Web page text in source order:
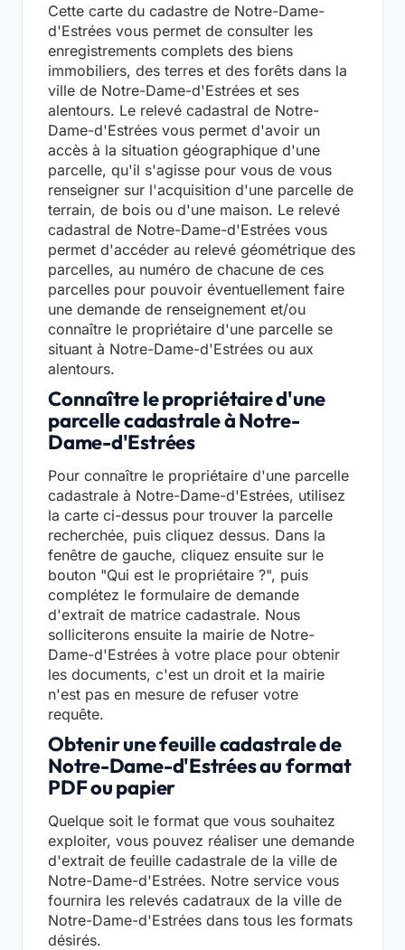
Cette carte du cadastre de Notre-Dame-
d'Estrées vous permet de consulter les
enregistrements complets des biens
immobiliers, des terres et des forêts dans la
ville de Notre-Dame-d'Estrées et ses
alentours. Le relevé cadastral de Notre-
Dame-d'Estrées vous permet d'avoir un
accès à la situation géographique d'une
parcelle, qu'il s'agisse pour vous de vous
renseigner sur l'acquisition d'une parcelle de
terrain, de bois ou d'une maison. Le relevé
cadastral de Notre-Dame-d'Estrées vous
permet d'accéder au relevé géométrique des
parcelles, au numéro de chacune de ces
parcelles pour pouvoir éventuellement faire
une demande de renseignement et/ou
connaître le propriétaire d'une parcelle se
situant à Notre-Dame-d'Estrées ou aux
alentours.
Connaître le propriétaire d'une
parcelle cadastrale à Notre-
Dame-d'Estrées
Pour connaître le propriétaire d'une parcelle
cadastrale à Notre-Dame-d'Estrées, utilisez
la carte ci-dessus pour trouver la parcelle
recherchée, puis cliquez dessus. Dans la
fenêtre de gauche, cliquez ensuite sur le
bouton "Qui est le propriétaire ?", puis
complétez le formulaire de demande
d'extrait de matrice cadastrale. Nous
solliciterons ensuite la mairie de Notre-
Dame-d'Estrées à votre place pour obtenir
les documents, c'est un droit et la mairie
n'est pas en mesure de refuser votre
requête.
Obtenir une feuille cadastrale de
Notre-Dame-d'Estrées au format
PDF ou papier
Quelque soit le format que vous souhaitez
exploiter, vous pouvez réaliser une demande
d'extrait de feuille cadastrale de la ville de
Notre-Dame-d'Estrées. Notre service vous
fournira les relevés cadatraux de la ville de
Notre-Dame-d'Estrées dans tous les formats
désirés.